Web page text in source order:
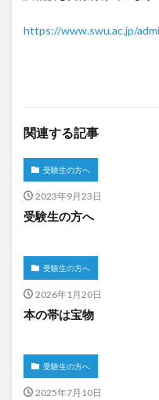
https://www.swu.ac.jp/
関連する記事
受験生の方へ
2023年9月23日
受験生の方へ
受験生の方へ
2026年1月20日
本の帯は宝物
受験生の方へ
2025年7月10日